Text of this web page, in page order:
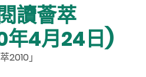
讀薈萃
年4月24日)
2010」